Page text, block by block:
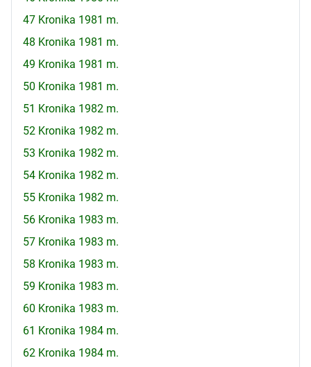
47 Kronika 1981 m.
48 Kronika 1981 m.
49 Kronika 1981 m.
50 Kronika 1981 m.
51 Kronika 1982 m.
52 Kronika 1982 m.
53 Kronika 1982 m.
54 Kronika 1982 m.
55 Kronika 1982 m.
56 Kronika 1983 m.
57 Kronika 1983 m.
58 Kronika 1983 m.
59 Kronika 1983 m.
60 Kronika 1983 m.
61 Kronika 1984 m.
62 Kronika 1984 m.